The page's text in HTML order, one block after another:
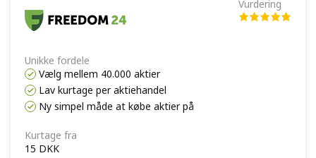
Vurdering
Unikke fordele
Vælg mellem 40.000 aktier
Lav kurtage per aktiehandel
Ny simpel måde at købe aktier på
Kurtage fra
15 DKK